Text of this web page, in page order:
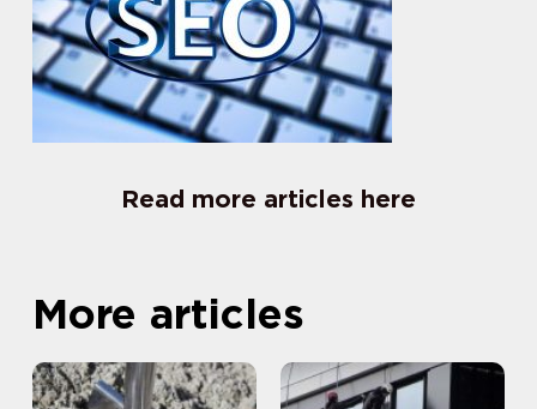
Read more articles here
More articles